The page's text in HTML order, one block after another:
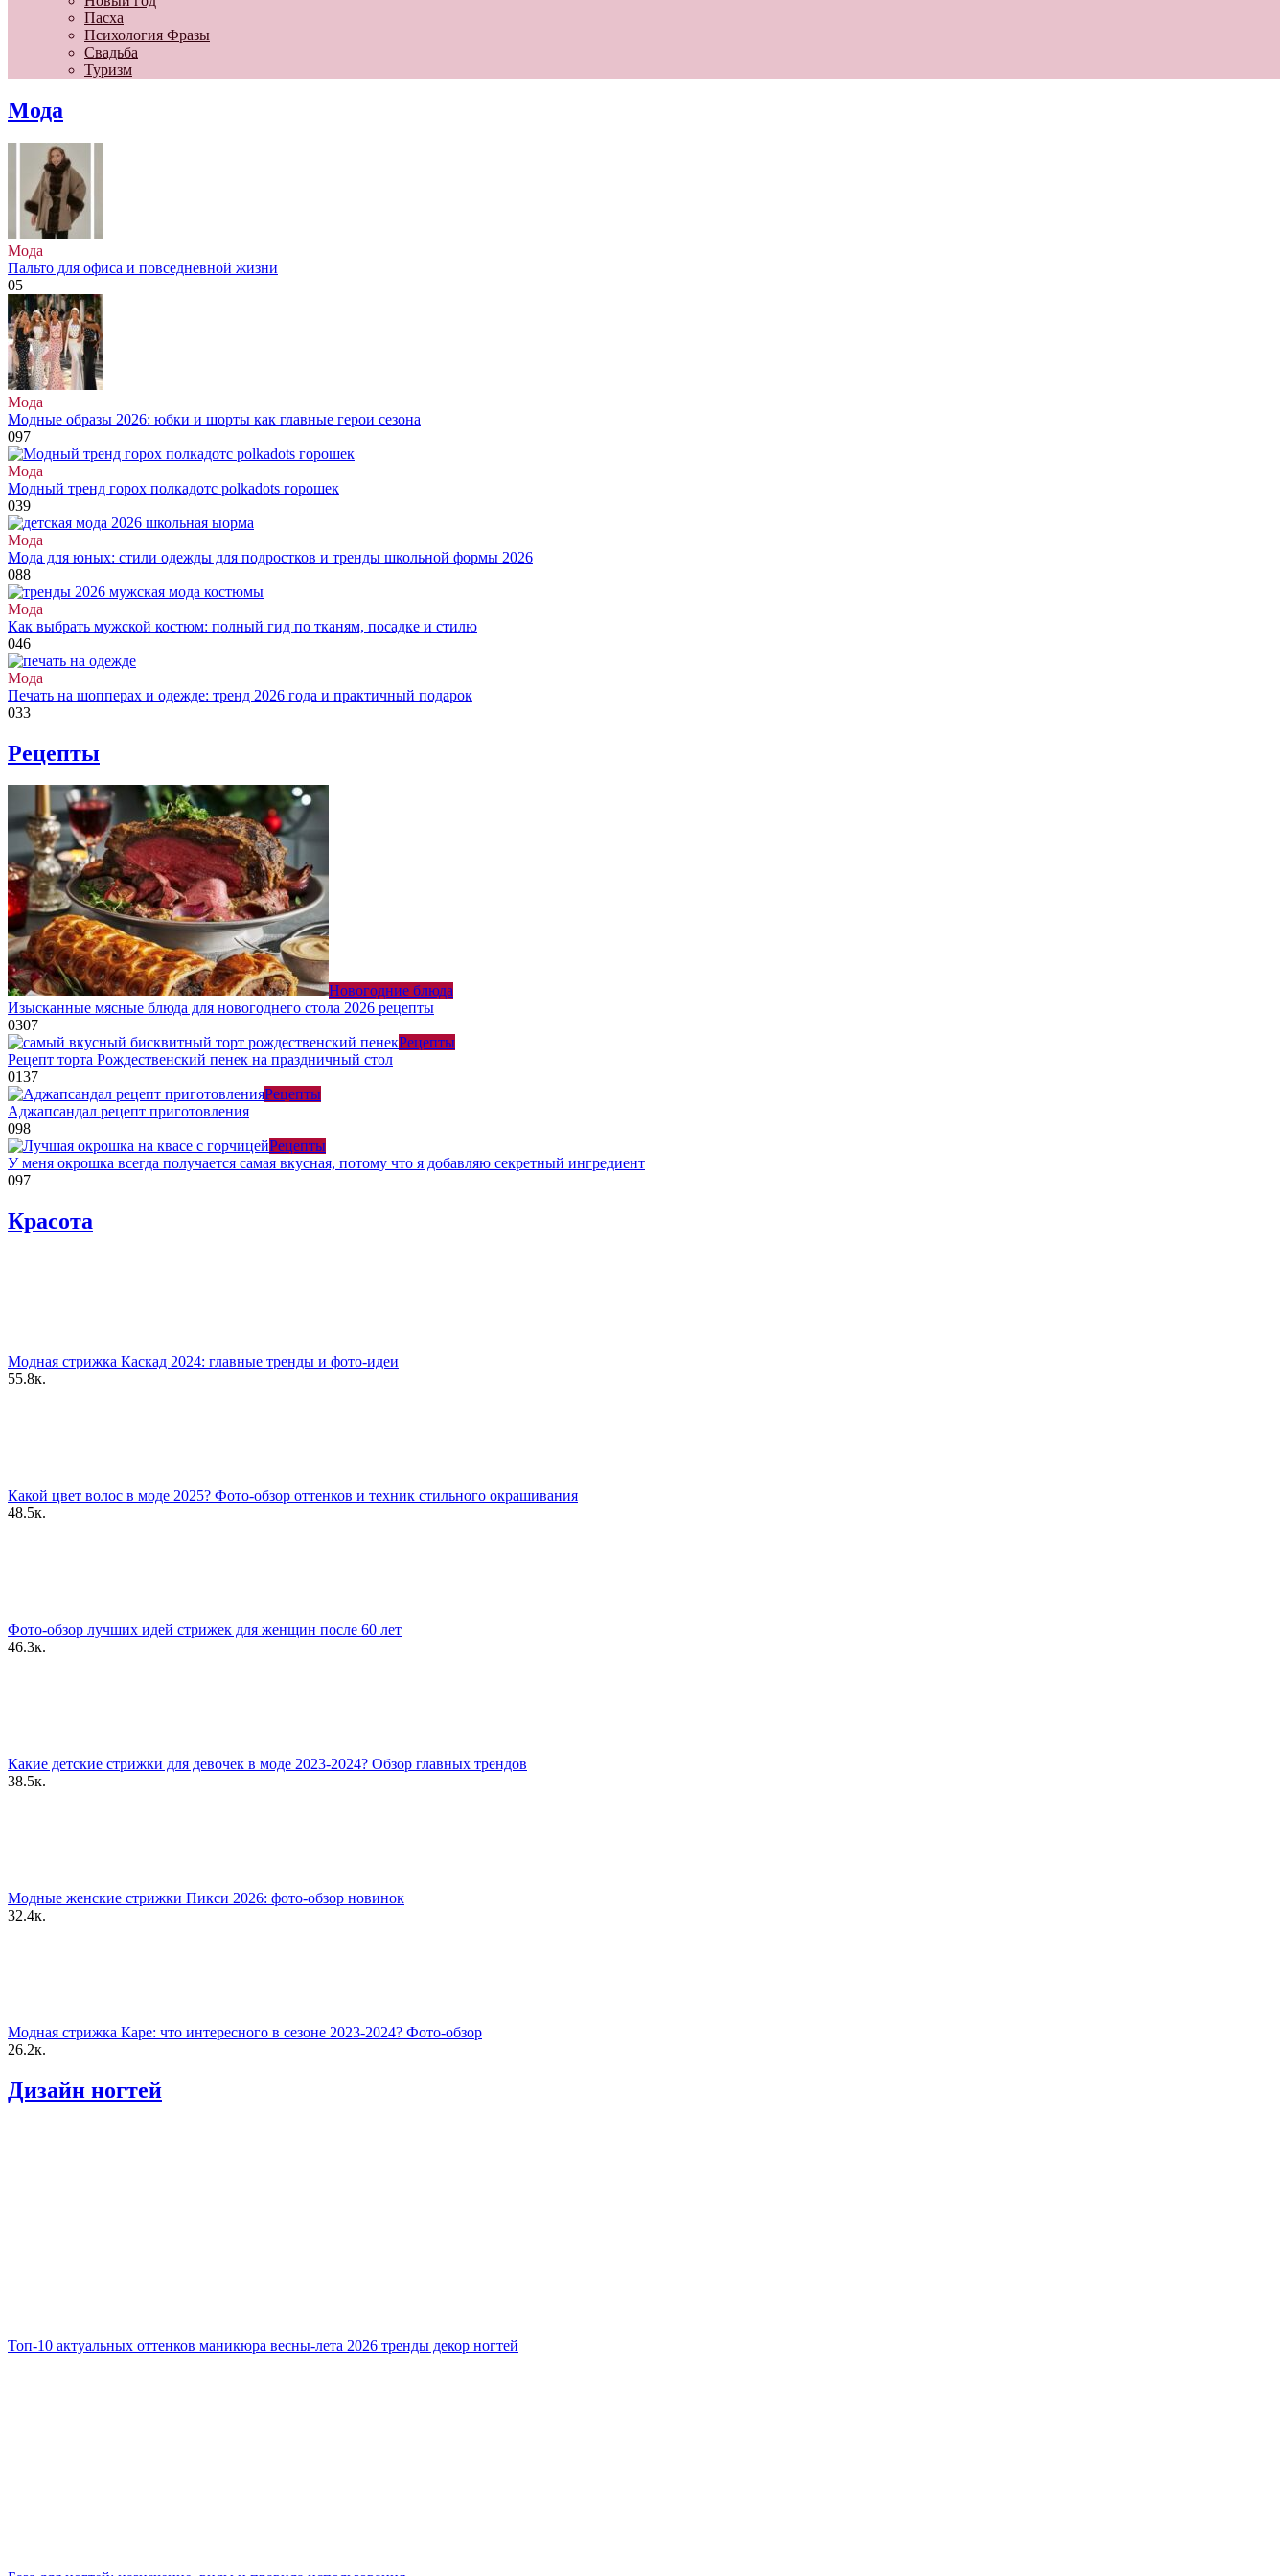
Пасха
Психология Фразы
Свадьба
Туризм
Мода
Мода
Пальто для офиса и повседневной жизни
05
Мода
Модные образы 2026: юбки и шорты как главные герои сезона
097
Мода
Модный тренд горох полкадотс polkadots горошек
039
Мода
Мода для юных: стили одежды для подростков и тренды школьной формы 2026
088
Мода
Как выбрать мужской костюм: полный гид по тканям, посадке и стилю
046
Мода
Печать на шопперах и одежде: тренд 2026 года и практичный подарок
033
Рецепты
Новогодние блюда
Изысканные мясные блюда для новогоднего стола 2026 рецепты
0307
Рецепты
Рецепт торта Рождественский пенек на праздничный стол
0137
Рецепты
Аджапсандал рецепт приготовления
098
Рецепты
У меня окрошка всегда получается самая вкусная, потому что я добавляю секретный ингредиент
097
Красота
Модная стрижка Каскад 2024: главные тренды и фото-идеи
55.8к.
Какой цвет волос в моде 2025? Фото-обзор оттенков и техник стильного окрашивания
48.5к.
Фото-обзор лучших идей стрижек для женщин после 60 лет
46.3к.
Какие детские стрижки для девочек в моде 2023-2024? Обзор главных трендов
38.5к.
Модные женские стрижки Пикси 2026: фото-обзор новинок
32.4к.
Модная стрижка Каре: что интересного в сезоне 2023-2024? Фото-обзор
26.2к.
Дизайн ногтей
Топ-10 актуальных оттенков маникюра весны-лета 2026 тренды декор ногтей